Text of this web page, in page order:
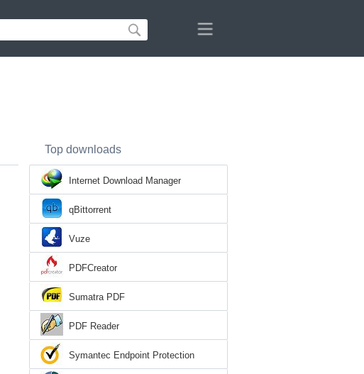
Top downloads
Internet Download Manager
qBittorrent
Vuze
PDFCreator
Sumatra PDF
PDF Reader
Symantec Endpoint Protection